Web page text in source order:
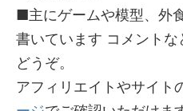
■主にゲームや模型、外
書いています コメント
どうぞ。
アフィリエイトやサイト